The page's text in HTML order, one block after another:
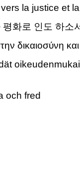
la justice et
화로 인도 하소
δικαιοσύνη
och fred